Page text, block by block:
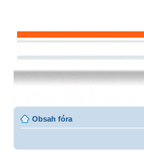
Obsah fóra